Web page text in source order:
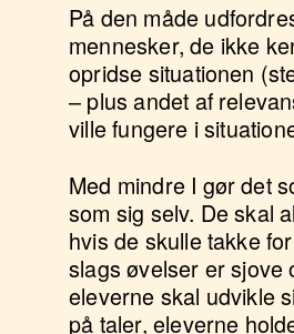
På den måde
mennesker, de ikke
opridse situationen
– plus andet af
ville fungere i
Med mindre I gør det
som sig selv. De skal
hvis de skulle takke
slags øvelser er
eleverne skal udvikle
på taler, eleverne